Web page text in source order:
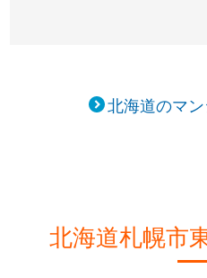
北海道のマ
北海道札幌市